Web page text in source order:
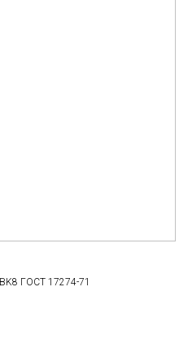
ГОСТ 17274-71